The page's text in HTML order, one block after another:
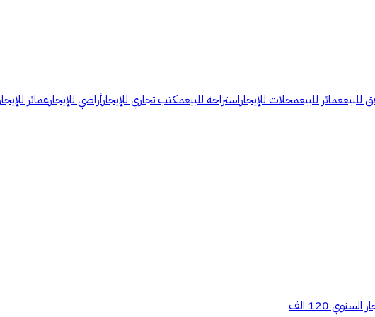
للبيععمائر للبيعمحلات للإيجاراستراحة للبيعمكتب تجاري للإيجارأراضي للإيجارعمائر للإيجار